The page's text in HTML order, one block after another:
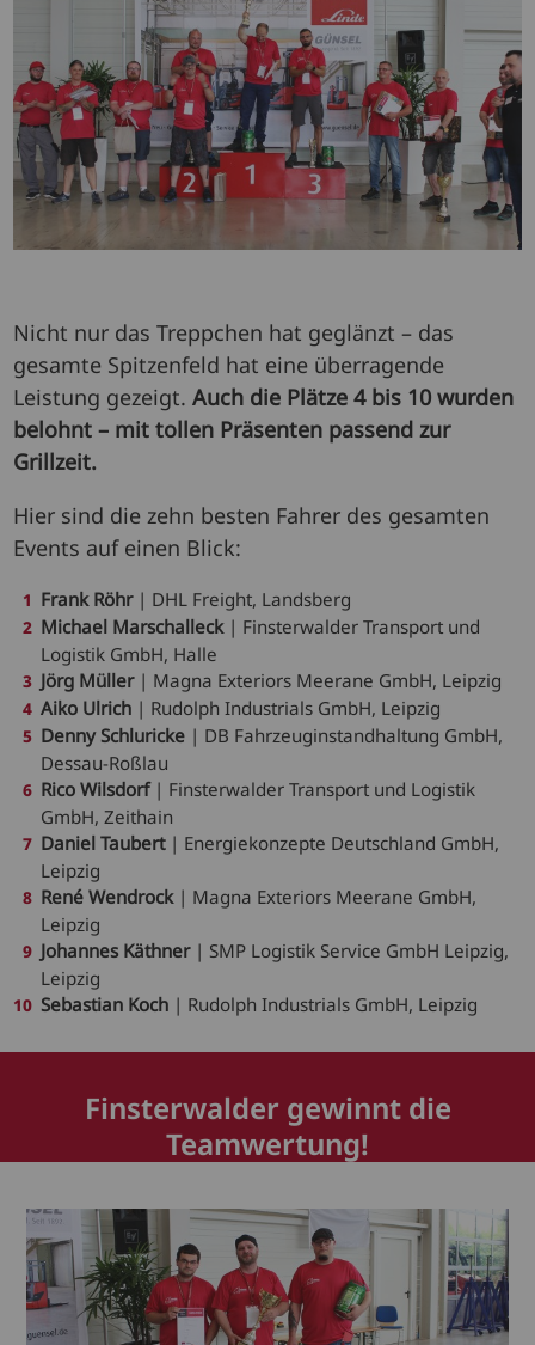
Nicht nur das Treppchen hat geglänzt – das
gesamte Spitzenfeld hat eine überragende
Leistung gezeigt.Auch die Plätze 4 bis 10 wurden
belohnt – mit tollen Präsenten passend zur
Grillzeit.
Hier sind die zehn besten Fahrer des gesamten
Events auf einen Blick:
Frank Röhr| DHL Freight, Landsberg
Michael Marschalleck| Finsterwalder Transport und
Logistik GmbH, Halle
Jörg Müller| Magna Exteriors Meerane GmbH, Leipzig
Aiko Ulrich | Rudolph Industrials GmbH, Leipzig
Denny Schluricke | DB Fahrzeuginstandhaltung GmbH,
Dessau-Roßlau
Rico Wilsdorf| Finsterwalder Transport und Logistik
GmbH, Zeithain
Daniel Taubert| Energiekonzepte Deutschland GmbH,
Leipzig
René Wendrock| Magna Exteriors Meerane GmbH,
Leipzig
Johannes Käthner| SMP Logistik Service GmbH Leipzig,
Leipzig
Sebastian Koch | Rudolph Industrials GmbH, Leipzig
Finsterwalder gewinnt die
Teamwertung!